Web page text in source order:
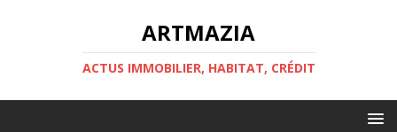
ARTMAZIA
ACTUS IMMOBILIER, HABITAT, CRÉDIT